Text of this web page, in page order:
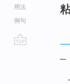
用法
例句